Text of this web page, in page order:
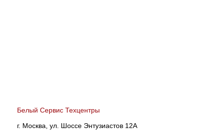
Белый Сервис Техцентры
г. Москва, ул. Шоссе Энтузиастов 12А